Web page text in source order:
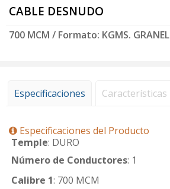
CABLE DESNUDO
700 MCM / Formato: KGMS. GRANEL
Especificaciones Características
Especificaciones del Producto
Temple: DURO
Número de Conductores: 1
Calibre 1: 700 MCM